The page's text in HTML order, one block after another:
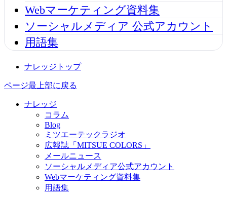
Webマーケティング資料集
ソーシャルメディア 公式アカウント
用語集
ナレッジトップ
ページ最上部に戻る
ナレッジ
コラム
Blog
ミツエーテックラジオ
広報誌「MITSUE COLORS」
メールニュース
ソーシャルメディア公式アカウント
Webマーケティング資料集
用語集